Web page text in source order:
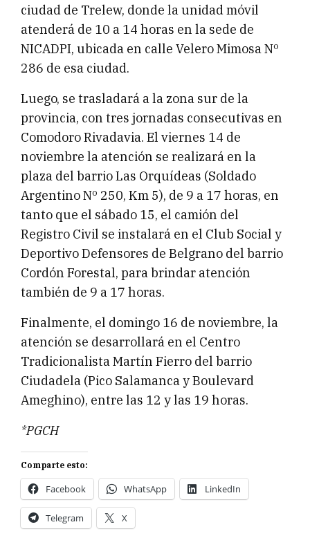
ciudad de Trelew, donde la unidad móvil
atenderá de 10 a 14 horas en la sede de
NICADPI, ubicada en calle Velero Mimosa Nº
286 de esa ciudad.
Luego, se trasladará a la zona sur de la
provincia, con tres jornadas consecutivas en
Comodoro Rivadavia. El viernes 14 de
noviembre la atención se realizará en la
plaza del barrio Las Orquídeas (Soldado
Argentino Nº 250, Km 5), de 9 a 17 horas, en
tanto que el sábado 15, el camión del
Registro Civil se instalará en el Club Social y
Deportivo Defensores de Belgrano del barrio
Cordón Forestal, para brindar atención
también de 9 a 17 horas.
Finalmente, el domingo 16 de noviembre, la
atención se desarrollará en el Centro
Tradicionalista Martín Fierro del barrio
Ciudadela (Pico Salamanca y Boulevard
Ameghino), entre las 12 y las 19 horas.
*PGCH
Comparte esto:
Facebook WhatsApp LinkedIn
Telegram X